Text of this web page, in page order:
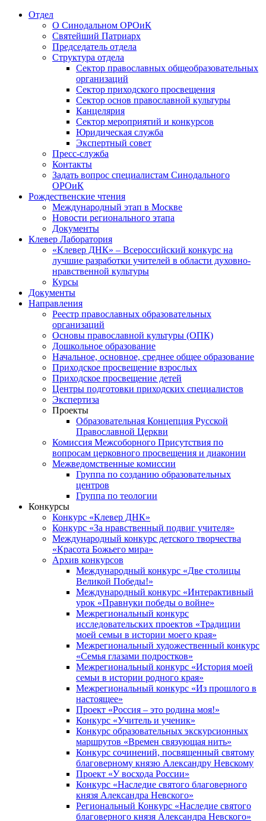
Отдел
О Синодальном ОРОиК
Святейший Патриарх
Председатель отдела
Структура отдела
Сектор православных общеобразовательных
организаций
Сектор приходского просвещения
Сектор основ православной культуры
Канцелярия
Сектор мероприятий и конкурсов
Юридическая служба
Экспертный совет
Пресс-служба
Контакты
Задать вопрос специалистам Синодального
ОРОиК
Рождественские чтения
Международный этап в Москве
Новости регионального этапа
Документы
Клевер Лаборатория
«Клевер ДНК» – Всероссийский конкурс на
лучшие разработки учителей в области духовно-
нравственной культуры
Курсы
Документы
Направления
Реестр православных образовательных
организаций
Основы православной культуры (ОПК)
Дошкольное образование
Начальное, основное, среднее общее образование
Приходское просвещение взрослых
Приходское просвещение детей
Центры подготовки приходских специалистов
Экспертиза
Проекты
Образовательная Концепция Русской
Православной Церкви
Комиссия Межсоборного Присутствия по
вопросам церковного просвещения и диаконии
Межведомственные комиссии
Группа по созданию образовательных
центров
Группа по теологии
Конкурсы
Конкурс «Клевер ДНК»
Конкурс «За нравственный подвиг учителя»
Международный конкурс детского творчества
«Красота Божьего мира»
Архив конкурсов
Международный конкурс «Две столицы
Великой Победы!»
Международный конкурс «Интерактивный
урок «Правнуки победы о войне»
Межрегиональный конкурс
исследовательских проектов «Традиции
моей семьи в истории моего края»
Межрегиональный художественный конкурс
«Семья глазами подростков»
Межрегиональный конкурс «История моей
семьи в истории родного края»
Межрегиональный конкурс «Из прошлого в
настоящее»
Проект «Россия – это родина моя!»
Конкурс «Учитель и ученик»
Конкурс образовательных экскурсионных
маршрутов «Времен связующая нить»
Конкурс сочинений, посвященный святому
благоверному князю Александру Невскому
Проект «У восхода России»
Конкурс «Наследие святого благоверного
князя Александра Невского»
Региональный Конкурс «Наследие святого
благоверного князя Александра Невского»